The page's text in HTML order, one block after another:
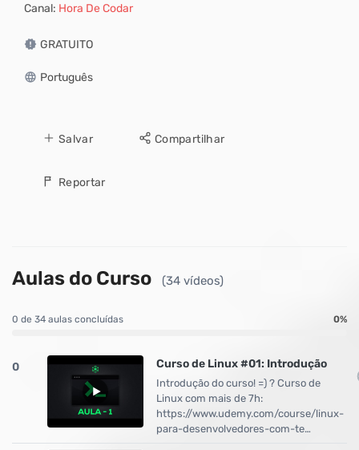
Canal: Hora De Codar
GRATUITO
Português
Salvar Compartilhar
Reportar
Aulas do Curso (34 vídeos)
0 de 34 aulas concluídas 0%
0 Curso de Linux #01: Introdução
Introdução do curso! =) ? Curso de
Linux com mais de 7h:
https://www.udemy.com/course/linux-
para-desenvolvedores-com-te…